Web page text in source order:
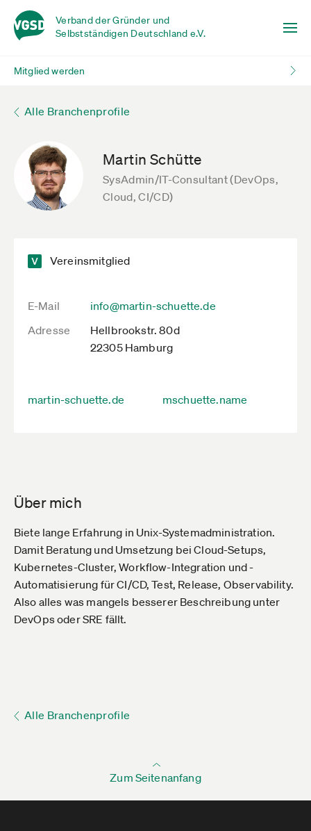
Verband der Gründer und
Selbstständigen Deutschland e.V.
Mitglied werden
Alle Branchenprofile
Martin Schütte
SysAdmin/IT-Consultant (DevOps,
Cloud, CI/CD)
Vereinsmitglied
E-Mail
info@martin-schuette.de
Adresse
Hellbrookstr. 80d
22305 Hamburg
martin-schuette.de mschuette.name
Über mich
Biete lange Erfahrung in Unix-Systemadministration.
Damit Beratung und Umsetzung bei Cloud-Setups,
Kubernetes-Cluster, Workflow-Integration und -
Automatisierung für CI/CD, Test, Release, Observability.
Also alles was mangels besserer Beschreibung unter
DevOps oder SRE fällt.
Alle Branchenprofile
Zum Seitenanfang